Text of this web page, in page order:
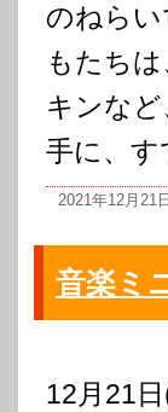
のねら
もたち
キンな
手に、す
2021年12月21
音楽ミ
12月21